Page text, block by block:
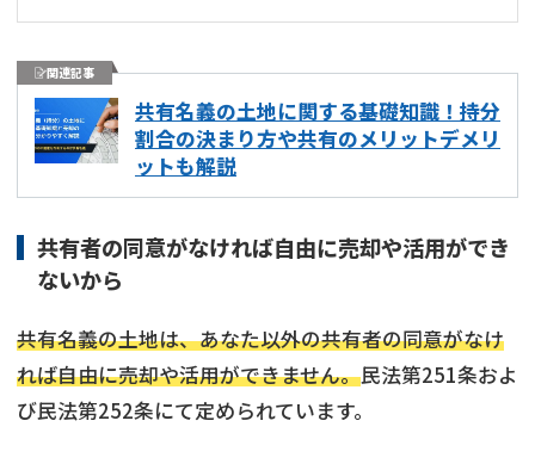
関連記事
共有名義の土地に関する基礎知識！持分
割合の決まり方や共有のメリットデメリ
ットも解説
共有者の同意がなければ自由に売却や活用ができ
ないから
共有名義の土地は、あなた以外の共有者の同意がなけ
れば自由に売却や活用ができません。民法第251条およ
び民法第252条にて定められています。